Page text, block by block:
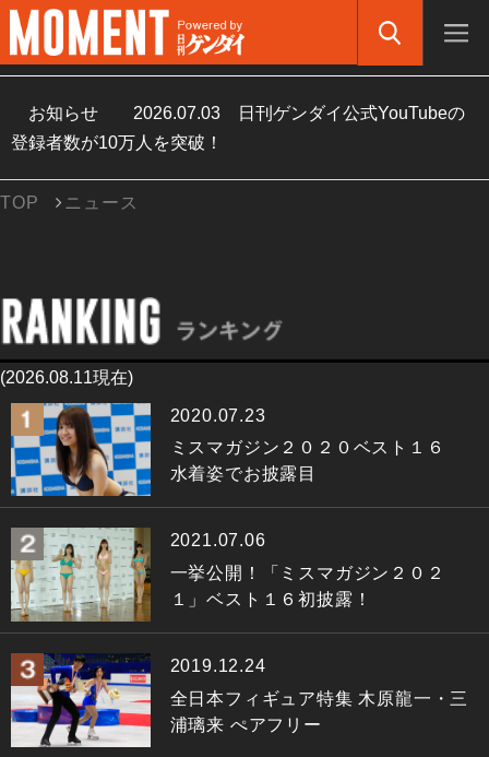
お知らせ 2026.07.03
日刊ゲンダイ公式YouTubeの
登録者数が10万人を突破！
TOP ニュース
(2026.08.11現在)
2020.07.23
ミスマガジン２０２０ベスト１６
水着姿でお披露目
2021.07.06
一挙公開！「ミスマガジン２０２
１」ベスト１６初披露！
2019.12.24
全日本フィギュア特集 木原龍一・三
浦璃来 ぺアフリー